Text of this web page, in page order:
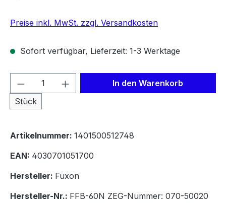
Preise inkl. MwSt. zzgl. Versandkosten
Sofort verfügbar, Lieferzeit: 1-3 Werktage
Produkt Anzahl: Gib den
Stück
In den Warenkorb
Artikelnummer: 1401500512748
EAN: 4030701051700
Hersteller: Fuxon
Hersteller-Nr.: FFB-60N ZEG-Nummer: 070-50020